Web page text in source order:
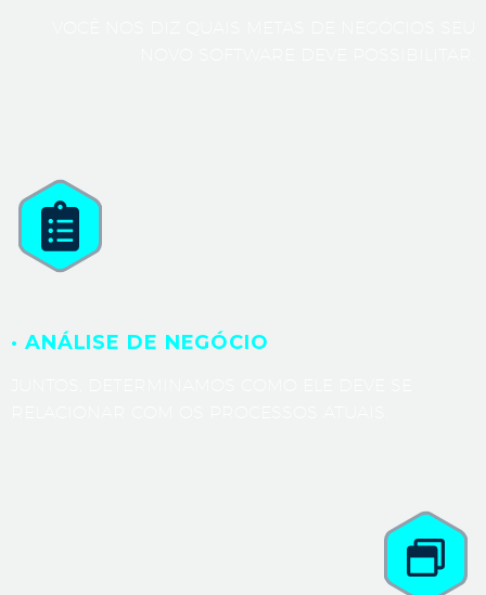
· ANÁLISE DE NEGÓCIO